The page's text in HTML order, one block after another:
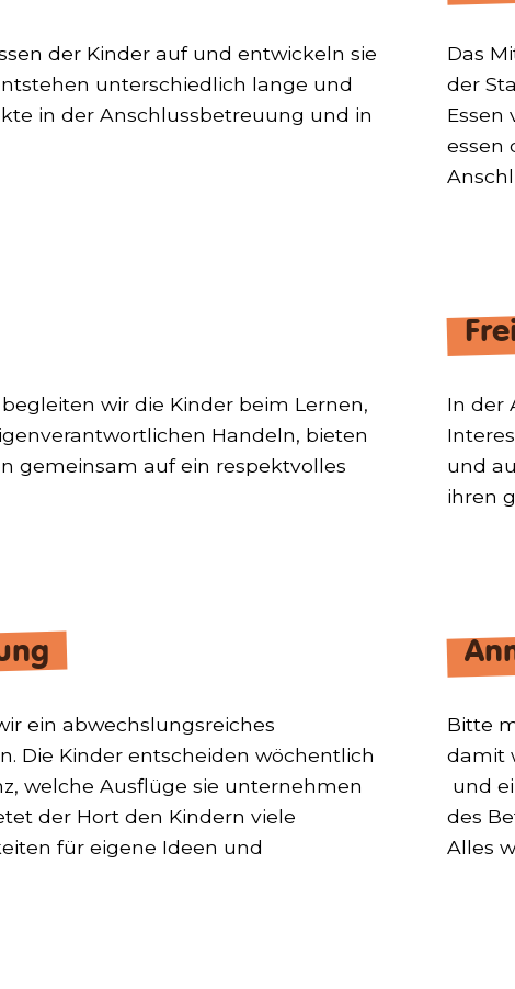
der Kinder auf und entwickeln sie
unterschiedlich lange und
in der Anschlussbetreuung und in
Das
der
Essen
essen
wir die Kinder beim Lernen,
Handeln, bieten
gemeinsam auf ein respektvolles
In der
und
ihren
ein abwechslungsreiches
Die Kinder entscheiden wöchentlich
welche Ausflüge sie unternehmen
der Hort den Kindern viele
für eigene Ideen und
Bitte
damit
und
des
Alles